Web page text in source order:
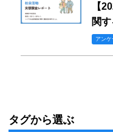
【
関
アン
タグから選ぶ